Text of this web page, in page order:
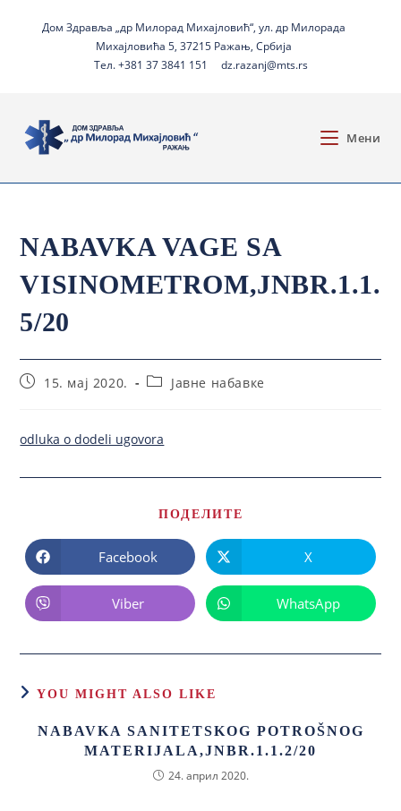
Дом Здравља „др Милорад Михајловић“, ул. др Милорада
Михајловића 5, 37215 Ражањ, Србија
Тел. +381 37 3841 151
dz.razanj@mts.rs
Мени
NABAVKA VAGE SA
VISINOMETROM,JNBR.1.1.
5/20
15. мај 2020. Јавне набавке
odluka o dodeli ugovora
ПОДЕЛИТЕ
Facebook X
Viber WhatsApp
YOU MIGHT ALSO LIKE
NABAVKA SANITETSKOG POTROŠNOG
MATERIJALA,JNBR.1.1.2/20
24. април 2020.